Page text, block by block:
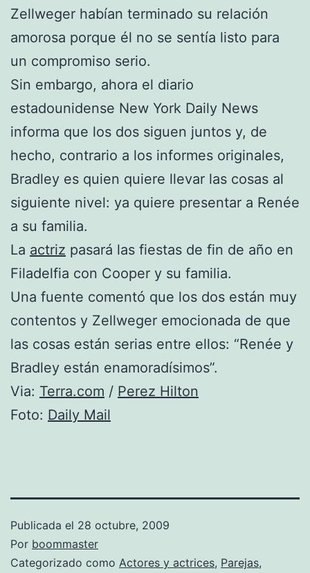
Zellweger habían terminado su relación
amorosa porque él no se sentía listo para
un compromiso serio.
Sin embargo, ahora el diario
estadounidense New York Daily News
informa que los dos siguen juntos y, de
hecho, contrario a los informes originales,
Bradley es quien quiere llevar las cosas al
siguiente nivel: ya quiere presentar a Renée
a su familia.
La actriz pasará las fiestas de fin de año en
Filadelfia con Cooper y su familia.
Una fuente comentó que los dos están muy
contentos y Zellweger emocionada de que
las cosas están serias entre ellos: “Renée y
Bradley están enamoradísimos”.
Via: Terra.com / Perez Hilton
Foto: Daily Mail
Publicada el 28 octubre, 2009
Por boommaster
Categorizado como Actores y actrices, Parejas,